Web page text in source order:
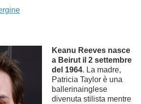
Keanu Reeves nasce
a Beirut il 2 settembre
del 1964. La madre,
Patricia Taylor è una
ballerinainglese
divenuta stilista mentre